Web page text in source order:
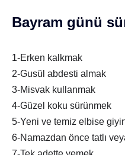
Bayram günü
1-Erken kalkmak
2-Gusül abdesti almak
3-Misvak kullanmak
4-Güzel koku sürünmek
5-Yeni ve temiz elbise
6-Namazdan önce tatlı